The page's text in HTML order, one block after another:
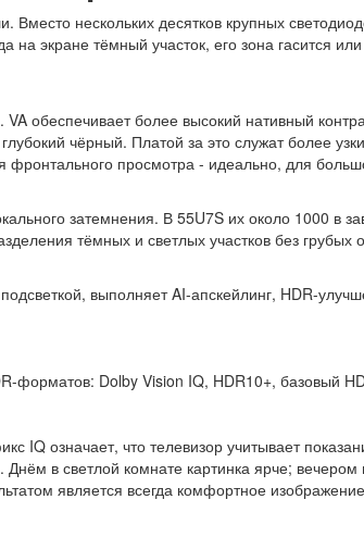
Вместо нескольких десятков крупных
экране тёмный участок, его зона гасится
обеспечивает более высокий нативный
чёрный. Платой за это служат более
фронтального просмотра - идеально, для
затемнения. В 55U7S их около 1000 в
тёмных и светлых участков без
выполняет AI-апскейлинг, HDR-
форматов: Dolby Vision IQ, HDR10+, базовый
означает, что телевизор учитывает
Днём в светлой комнате картинка ярче;
является всегда комфортное